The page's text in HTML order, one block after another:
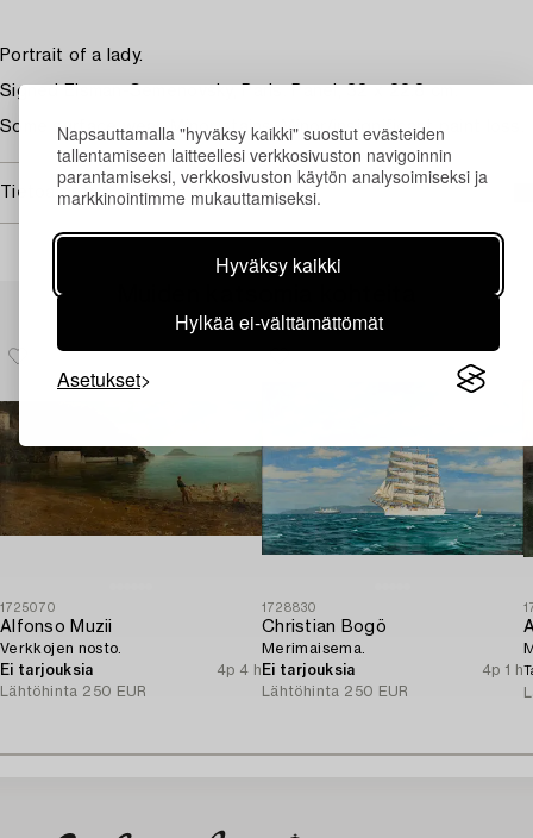
Napsauttamalla "hyväksy kaikki" suostut evästeiden
tallentamiseen laitteellesi verkkosivuston navigoinnin
parantamiseksi, verkkosivuston käytön analysoimiseksi ja
markkinointimme mukauttamiseksi.
Hyväksy kaikki
Hylkää ei-välttämättömät
Asetukset
Portrait of a lady.
Signed Eisman-Semenovsky, Paris. Panel, 32 x 22.8 cm.
Some surface wear. Minor stains. Minor/insignificant paint loss.
Tietoa ostamisesta
1725070
Alfonso Muzii
Verkkojen nosto.
Ei tarjouksia
4p 4 h
Lähtöhinta 250 EUR
1728830
Christian Bogö
Merimaisema.
Ei tarjouksia
4p 1 h
Lähtöhinta 250 EUR